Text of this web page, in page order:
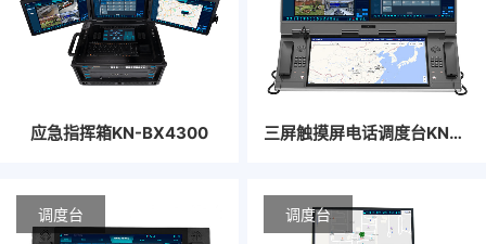
应急指挥箱KN-BX4300 三屏触摸屏电话调度台​KN-238IPS-L3P
调度台 调度台